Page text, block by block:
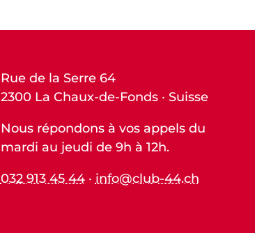
Rue de la Serre 64
2300 La Chaux-de-Fonds · Suisse
Nous répondons à vos appels du
mardi au jeudi de 9h à 12h.
032 913 45 44· info@club-44.ch